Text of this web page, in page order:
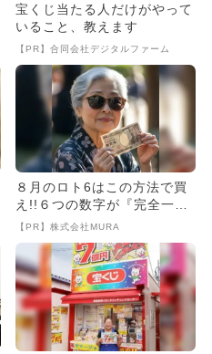
宝くじ当たる人だけがやって
いること、教えます
【PR】合同会社デジタルファーム
８月のロト6はこの方法で買
え!!６つの数字が『完全一
致』する方法
【PR】株式会社MURA